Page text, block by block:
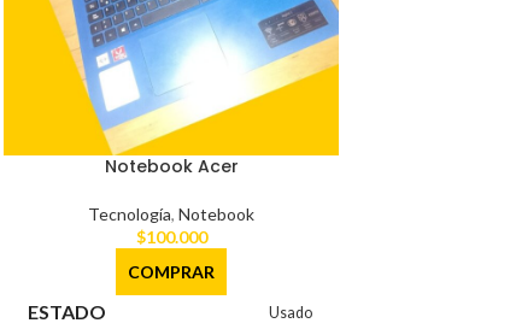
Notebook Acer
Tecnología, Notebook
$100.000
COMPRAR
ESTADO Usado